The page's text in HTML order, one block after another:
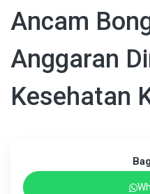
Ancam
Anggaran
Kesehatan